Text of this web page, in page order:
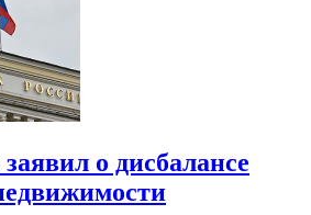
о дисбалансе